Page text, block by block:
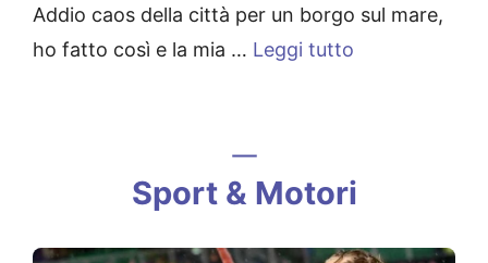
Addio caos della città per un borgo sul mare,
ho fatto così e la mia … Leggi tutto
Sport & Motori